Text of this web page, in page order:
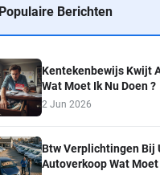
Populaire Berichten
Kentekenbewijs Kwijt
Wat Moet Ik Nu Doen ?
2 Jun 2026
Btw Verplichtingen Bij
Autoverkoop Wat Moet